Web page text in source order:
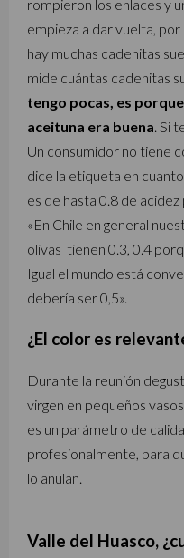
rompieron los enlaces y
empieza a dar vuelta, por
hay muchas cadenitas
mide cuántas cadenitas
tengo pocas, es
aceituna era buena. Si
Un consumidor no tiene
dice la etiqueta en
es de hasta 0.8 de
«En Chile en general
olivas tienen 0.3, 0.4
Igual el mundo está
debería ser 0,5».
¿El color es
Durante la reunión
virgen en pequeños
es un parámetro de
profesionalmente, para
lo anulan.
Valle del Huasco,